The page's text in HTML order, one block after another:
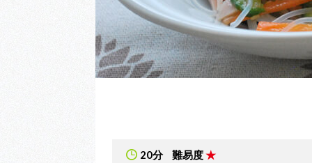
20分 難易度★